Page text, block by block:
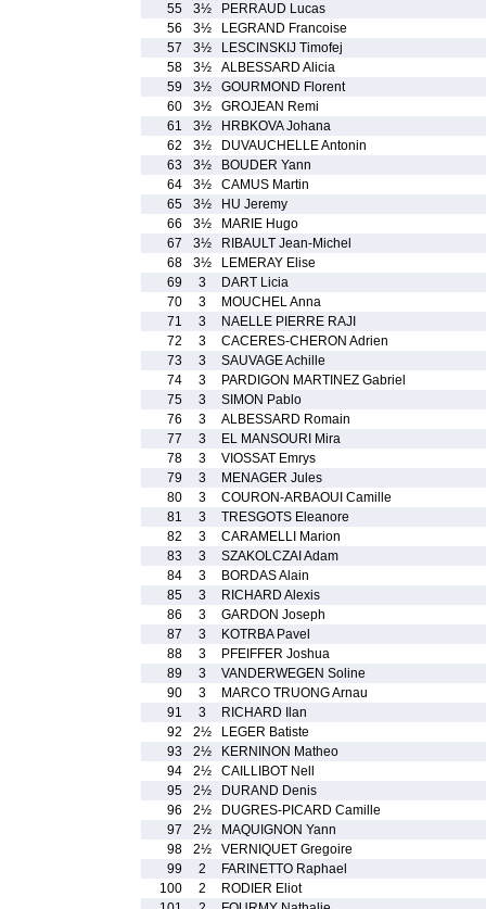
55
3½
PERRAUD Lucas
56
3½
LEGRAND Francoise
57
3½
LESCINSKIJ Timofej
58
3½
ALBESSARD Alicia
59
3½
GOURMOND Florent
60
3½
GROJEAN Remi
61
3½
HRBKOVA Johana
62
3½
DUVAUCHELLE Antonin
63
3½
BOUDER Yann
64
3½
CAMUS Martin
65
3½
HU Jeremy
66
3½
MARIE Hugo
67
3½
RIBAULT Jean-Michel
68
3½
LEMERAY Elise
69
3
DART Licia
70
3
MOUCHEL Anna
71
3
NAELLE PIERRE RAJI
72
3
CACERES-CHERON Adrien
73
3
SAUVAGE Achille
74
3
PARDIGON MARTINEZ Gabriel
75
3
SIMON Pablo
76
3
ALBESSARD Romain
77
3
EL MANSOURI Mira
78
3
VIOSSAT Emrys
79
3
MENAGER Jules
80
3
COURON-ARBAOUI Camille
81
3
TRESGOTS Eleanore
82
3
CARAMELLI Marion
83
3
SZAKOLCZAI Adam
84
3
BORDAS Alain
85
3
RICHARD Alexis
86
3
GARDON Joseph
87
3
KOTRBA Pavel
88
3
PFEIFFER Joshua
89
3
VANDERWEGEN Soline
90
3
MARCO TRUONG Arnau
91
3
RICHARD Ilan
92
2½
LEGER Batiste
93
2½
KERNINON Matheo
94
2½
CAILLIBOT Nell
95
2½
DURAND Denis
96
2½
DUGRES-PICARD Camille
97
2½
MAQUIGNON Yann
98
2½
VERNIQUET Gregoire
99
2
FARINETTO Raphael
100
2
RODIER Eliot